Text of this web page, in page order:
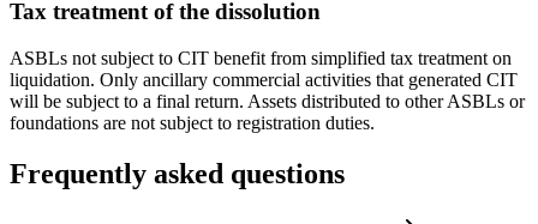
Tax treatment of the dissolution
ASBLs not subject to CIT benefit from simplified tax treatment on
liquidation. Only ancillary commercial activities that generated CIT
will be subject to a final return. Assets distributed to other ASBLs or
foundations are not subject to registration duties.
Frequently asked questions